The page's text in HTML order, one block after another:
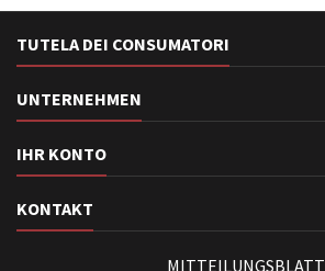
TUTELA DEI CONSUMATORI
UNTERNEHMEN
IHR KONTO
KONTAKT
MITTEILUNGSBLATT